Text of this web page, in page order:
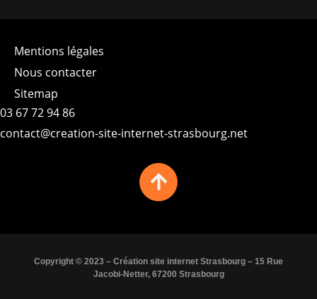
Mentions légales
Nous contacter
Sitemap
03 67 72 94 86
contact@creation-site-internet-strasbourg.net
Copyright © 2023 – Création site internet Strasbourg – 15 Rue
Jacobi-Netter, 67200 Strasbourg